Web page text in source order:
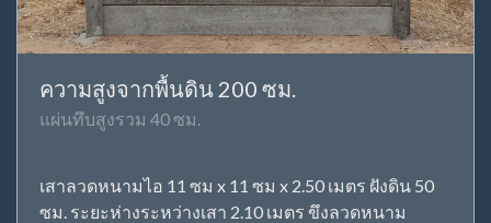
ความสูงจากพื้นดิน 200 ซม.
แผ่นทึบสูงรวม 40 ซม.
เสาลวดหนามไอ 11 ซม x 11 ซม x 2.50 เมตร ฝังดิน 50
ซม. ระยะห่างระหว่างเสา 2.10 เมตร ขึงลวดหนาม